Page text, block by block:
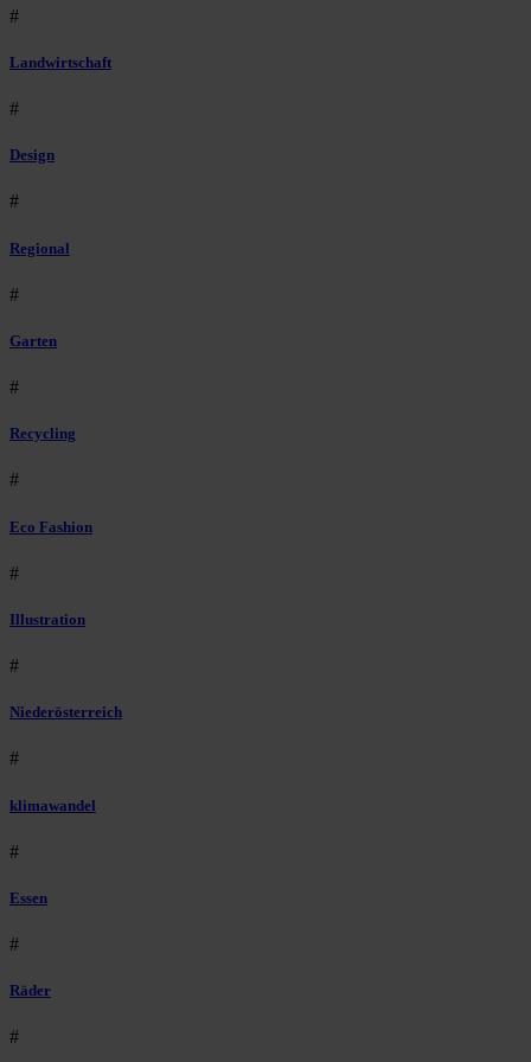
#
Landwirtschaft
#
Design
#
Regional
#
Garten
#
Recycling
#
Eco Fashion
#
Illustration
#
Niederösterreich
#
klimawandel
#
Essen
#
Räder
#